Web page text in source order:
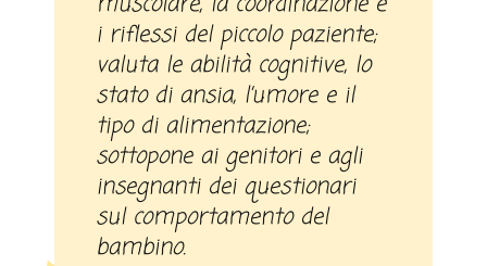
i riflessi del piccolo paziente;
valuta le abilità cognitive, lo
stato di ansia, l’umore e il
tipo di alimentazione;
sottopone ai genitori e agli
insegnanti dei questionari
sul comportamento del
bambino.